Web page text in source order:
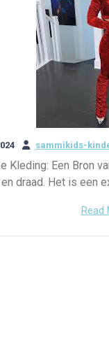
sammikids-
Kleding: Een Bron
draad. Het is een
Read